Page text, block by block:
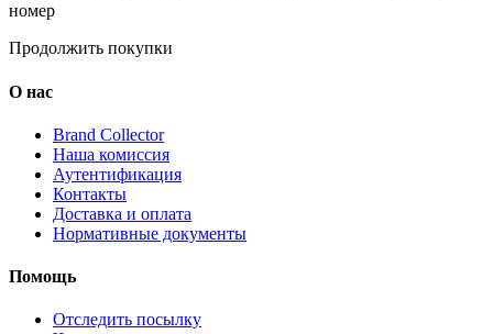
номер
Продолжить покупки
О нас
Brand Collector
Наша комиссия
Аутентификация
Контакты
Доставка и оплата
Нормативные документы
Помощь
Отследить посылку